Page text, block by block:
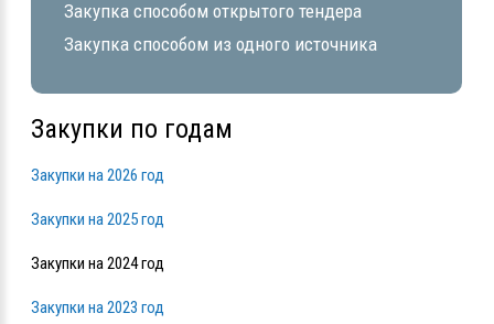
Закупка способом открытого тендера
Закупка способом из одного источника
Закупки по годам
Закупки на 2026 год
Закупки на 2025 год
Закупки на 2024 год
Закупки на 2023 год